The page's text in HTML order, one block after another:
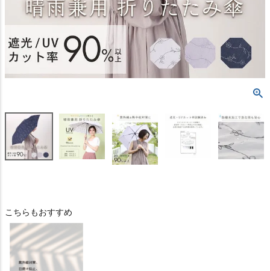
こちらもおすすめ